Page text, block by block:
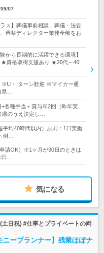
07
ス】葬儀事前相談、葬儀・法要
葬祭ディレクター業務全般をお
から長期的に活躍できる環境】
資格取得支援あり ★20代～40
※U・Iターン歓迎 ※マイカー通
県…
各種手当＋賞与年2回（昨年実
のうえ決定し…
平均40時間以内）原則：1日実働
例…
請OK）※1ヶ月が30日のときは
…
気になる
日祝) #仕事とプライベートの両
ープランナー】残業ほぼナ